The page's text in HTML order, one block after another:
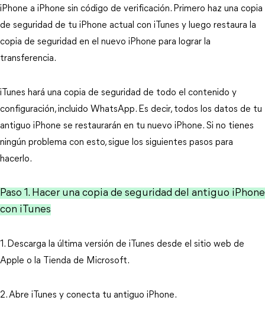
iPhone a iPhone sin código de verificación. Primero haz una copia
de seguridad de tu iPhone actual con iTunes y luego restaura la
copia de seguridad en el nuevo iPhone para lograr la
transferencia.
iTunes hará una copia de seguridad de todo el contenido y
configuración, incluido WhatsApp. Es decir, todos los datos de tu
antiguo iPhone se restaurarán en tu nuevo iPhone. Si no tienes
ningún problema con esto, sigue los siguientes pasos para
hacerlo.
Paso 1. Hacer una copia de seguridad del antiguo iPhone
con iTunes
1. Descarga la última versión de iTunes desde el sitio web de
Apple o la Tienda de Microsoft.
2. Abre iTunes y conecta tu antiguo iPhone.